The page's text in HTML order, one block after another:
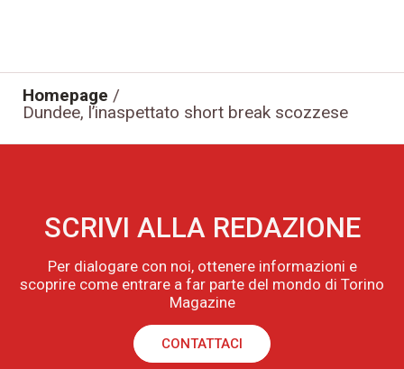
Homepage /
Dundee, l’inaspettato short break scozzese
SCRIVI ALLA REDAZIONE
Per dialogare con noi, ottenere informazioni e
scoprire come entrare a far parte del mondo di Torino
Magazine
CONTATTACI